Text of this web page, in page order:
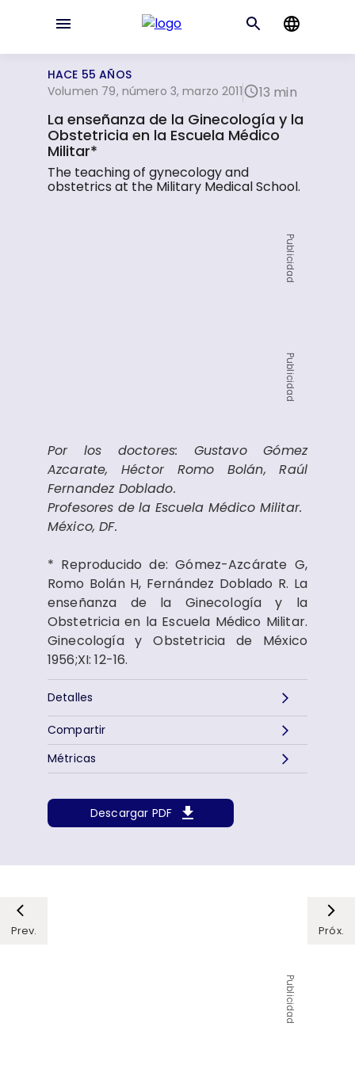
HACE 55 AÑOS
Volumen 79, número 3, marzo 2011
13 min
La enseñanza de la Ginecología y la
Obstetricia en la Escuela Médico
Militar*
The teaching of gynecology and
obstetrics at the Military Medical School.
Publicidad
Publicidad
Por los doctores: Gustavo Gómez
Azcarate, Héctor Romo Bolán, Raúl
Fernandez Doblado.
Profesores de la Escuela Médico Militar.
México, DF.
* Reproducido de: Gómez-Azcárate G,
Romo Bolán H, Fernández Doblado R. La
enseñanza de la Ginecología y la
Obstetricia en la Escuela Médico Militar.
Ginecología y Obstetricia de México
1956;XI: 12-16.
Detalles
Descargar PDF
Métricas
Compartir
Prev. Próx.
Publicidad